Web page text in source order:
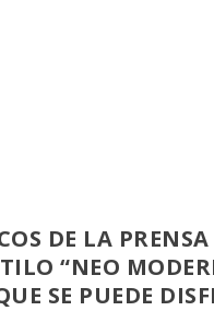
DE LA
“NEO
SE PUEDE